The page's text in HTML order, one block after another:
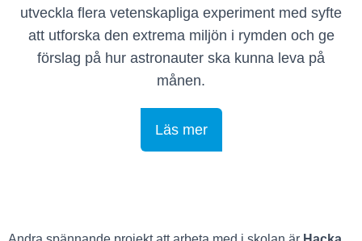
utveckla flera vetenskapliga experiment med syfte
att utforska den extrema miljön i rymden och ge
förslag på hur astronauter ska kunna leva på
månen.
Läs mer